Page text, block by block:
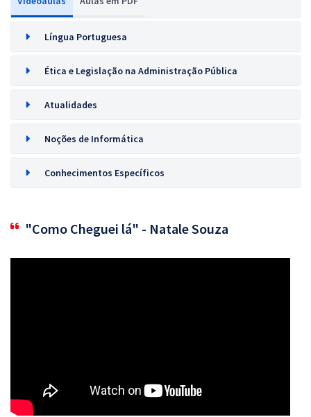
Língua Portuguesa
Ética e Legislação na Administração Pública
Atualidades
Noções de Informática
Conhecimentos Específicos
"Como Cheguei lá" - Natale Souza